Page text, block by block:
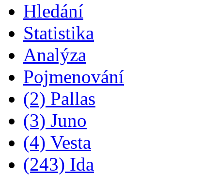
Hledání
Statistika
Analýza
Pojmenování
(2) Pallas
(3) Juno
(4) Vesta
(243) Ida